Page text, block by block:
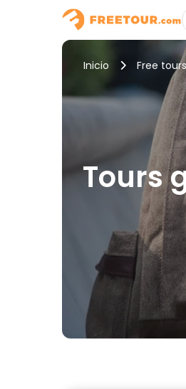
Inicio Free
Tours